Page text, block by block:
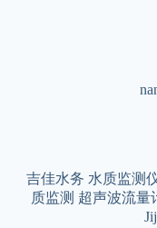
吉佳水务 水质监测
质监测 超声波流量